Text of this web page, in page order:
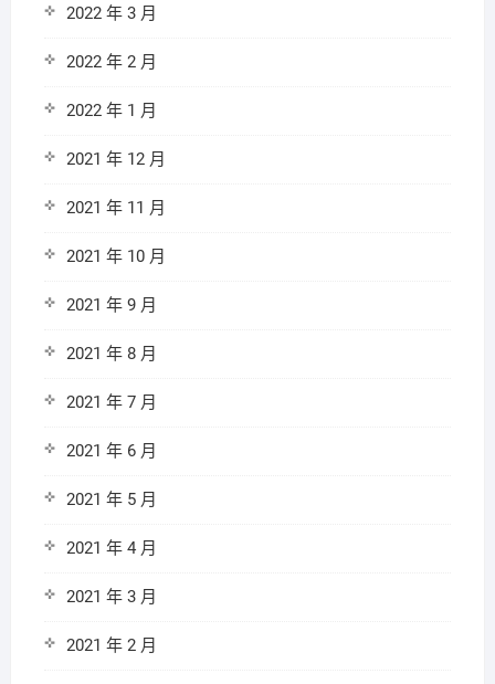
2022 年 3 月
2022 年 2 月
2022 年 1 月
2021 年 12 月
2021 年 11 月
2021 年 10 月
2021 年 9 月
2021 年 8 月
2021 年 7 月
2021 年 6 月
2021 年 5 月
2021 年 4 月
2021 年 3 月
2021 年 2 月